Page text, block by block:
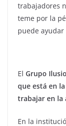
trabajadores
teme por la
puede ayudar
El Grupo
que está en
trabajar en la
En la